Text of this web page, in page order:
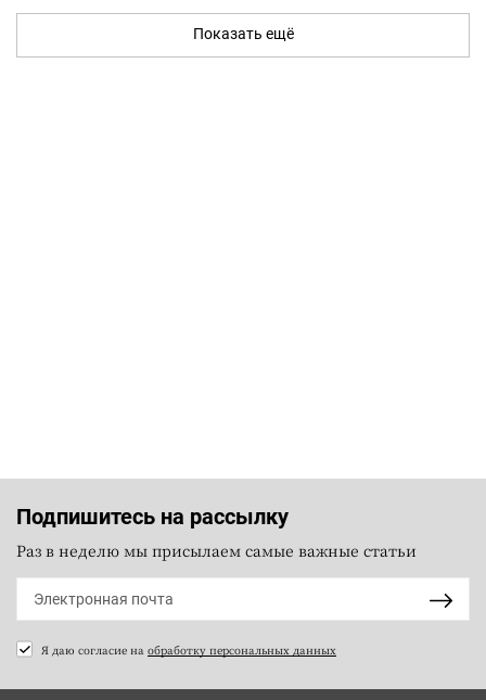
Показать ещё
Подпишитесь на рассылку
Раз в неделю мы присылаем самые важные статьи
Я даю согласие на обработку персональных данных